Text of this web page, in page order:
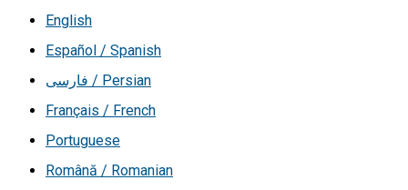
English
Español / Spanish
فارسی / Persian
Français / French
Portuguese
Română / Romanian